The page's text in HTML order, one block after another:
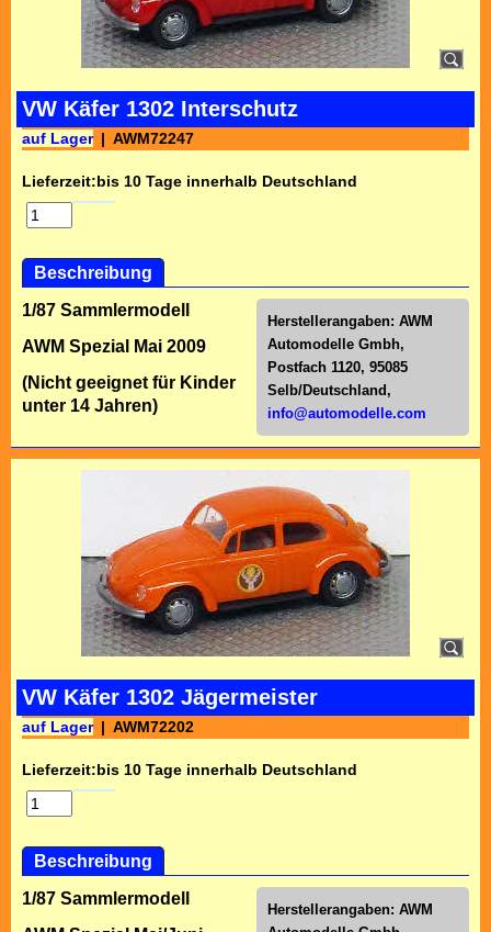
VW Käfer 1302 Interschutz
auf Lager AWM72247
Lieferzeit:bis 10 Tage innerhalb Deutschland
Beschreibung
Herstellerangaben: AWM
Automodelle Gmbh,
Postfach 1120, 95085
Selb/Deutschl and,
info@automodelle.com
1/87 Sammlermodell
AWM Spezial Mai 2009
(Nicht geeignet für Kinder
unter 14 Jahren)
VW Käfer 1302 Jägermeister
auf Lager AWM72202
Lieferzeit:bis 10 Tage innerhalb Deutschland
Beschreibung
Herstellerangaben: AWM
1/87 Sammlermodell